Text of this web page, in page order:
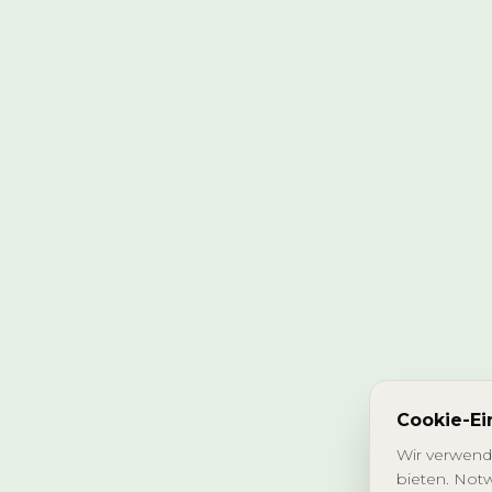
Cookie-
Wir
bieten.